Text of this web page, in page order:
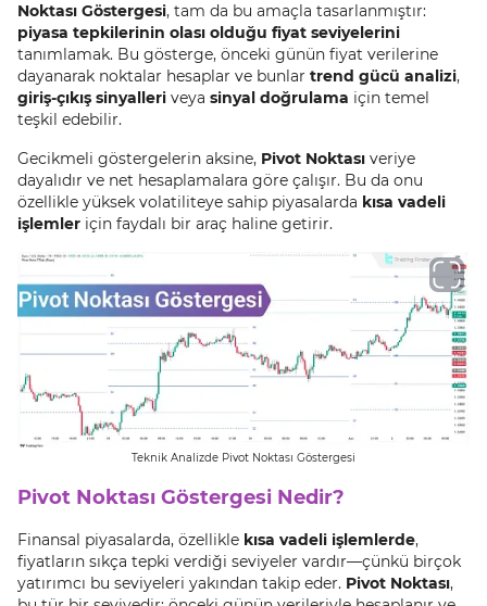
Noktası Göstergesi, tam da bu amaçla tasarlanmıştır:
piyasa tepkilerinin olası olduğu fiyat seviyelerini
tanımlamak. Bu gösterge, önceki günün fiyat verilerine
dayanarak noktalar hesaplar ve bunlar trend gücü analizi,
giriş-çıkış sinyalleri veya sinyal doğrulama için temel
teşkil edebilir.
Gecikmeli göstergelerin aksine, Pivot Noktası veriye
dayalıdır ve net hesaplamalara göre çalışır. Bu da onu
özellikle yüksek volatiliteye sahip piyasalarda kısa vadeli
işlemler için faydalı bir araç haline getirir.
Teknik Analizde Pivot Noktası Göstergesi
Pivot Noktası Göstergesi Nedir?
Finansal piyasalarda, özellikle kısa vadeli işlemlerde,
fiyatların sıkça tepki verdiği seviyeler vardır—çünkü birçok
yatırımcı bu seviyeleri yakından takip eder. Pivot Noktası,